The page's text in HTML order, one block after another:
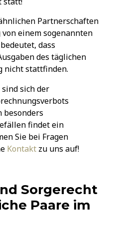
Partnerschaften
einem sogenannten
dass
des täglichen
nicht stattfinden.
sich der
besonders
findet ein
Sie bei Fragen
Kontaktzu uns auf!
Sorgerecht
Paare im